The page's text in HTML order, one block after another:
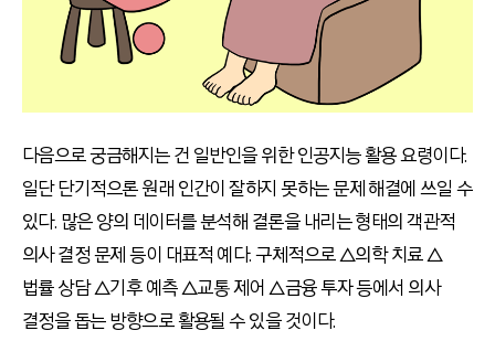
다음으로 궁금해지는 건 일반인을 위한 인공지능 활용 요령이다.
일단 단기적으론 원래 인간이 잘하지 못하는 문제 해결에 쓰일 수
있다. 많은 양의 데이터를 분석해 결론을 내리는 형태의 객관적
의사 결정 문제 등이 대표적 예다. 구체적으로 △의학 치료 △
법률 상담 △기후 예측 △교통 제어 △금융 투자 등에서 의사
결정을 돕는 방향으로 활용될 수 있을 것이다.